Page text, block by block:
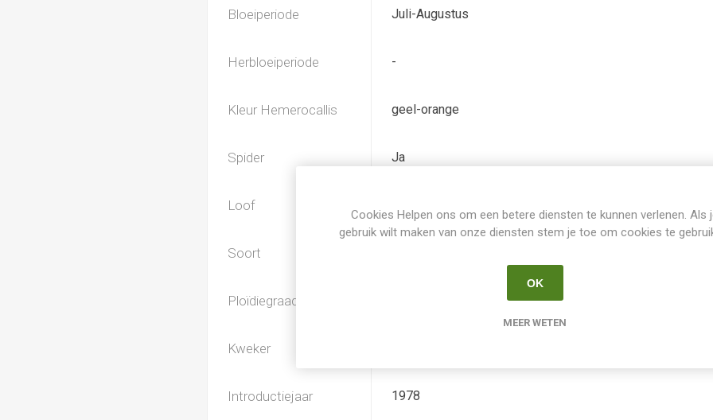
Bloeiperiode Juli-Augustus
Herbloeiperiode -
Kleur Hemerocallis geel-orange
Spider Ja
Loof
Soort
Ploïdiegraad
Kweker
Introductiejaar 1978
Cookies Helpen ons om een betere diensten te kunnen verlenen. Als
gebruik wilt maken van onze diensten stem je toe om cookies te
OK
MEER WETEN